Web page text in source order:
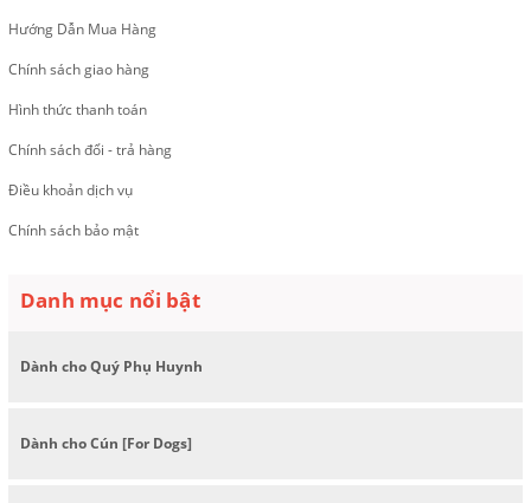
Hướng Dẫn Mua Hàng
Chính sách giao hàng
Hình thức thanh toán
Chính sách đổi - trả hàng
Điều khoản dịch vụ
Chính sách bảo mật
Danh mục nổi bật
Dành cho Quý Phụ Huynh
Dành cho Cún [For Dogs]